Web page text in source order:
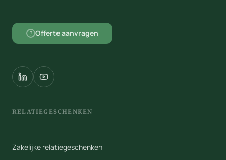
? Offerte aanvragen
RELATIEGESCHENKEN
Zakelijke relatiegeschenken